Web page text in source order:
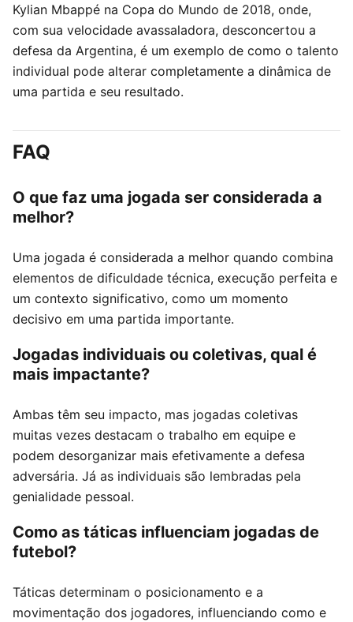
Kylian Mbappé na Copa do Mundo de 2018, onde,
com sua velocidade avassaladora, desconcertou a
defesa da Argentina, é um exemplo de como o talento
individual pode alterar completamente a dinâmica de
uma partida e seu resultado.
FAQ
O que faz uma jogada ser considerada a
melhor?
Uma jogada é considerada a melhor quando combina
elementos de dificuldade técnica, execução perfeita e
um contexto significativo, como um momento
decisivo em uma partida importante.
Jogadas individuais ou coletivas, qual é
mais impactante?
Ambas têm seu impacto, mas jogadas coletivas
muitas vezes destacam o trabalho em equipe e
podem desorganizar mais efetivamente a defesa
adversária. Já as individuais são lembradas pela
genialidade pessoal.
Como as táticas influenciam jogadas de
futebol?
Táticas determinam o posicionamento e a
movimentação dos jogadores, influenciando como e